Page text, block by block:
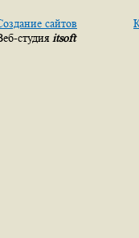
сайтов
студия itsoft